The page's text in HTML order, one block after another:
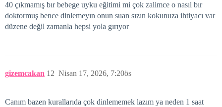
40 çıkmamış bır bebege uyku eğitimi mi çok zalimce o nasıl bır
doktormuş bence dinlemeyın onun suan sızın kokunuza ihtiyacı var
düzene değil zamanla hepsi yola gırıyor
gizemcakan Nisan 17, 2026, 7:20ös
12
Canım bazen kurallarıda çok dinlememek lazım ya neden 1 saat